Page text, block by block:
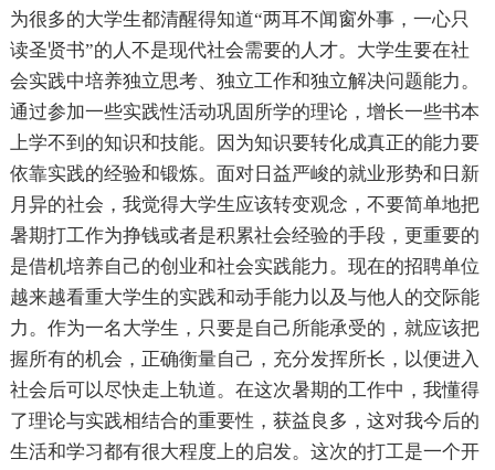
为很多的大学生都清醒得知道“两耳不闻窗外事，一心只
读圣贤书”的人不是现代社会需要的人才。大学生要在社
会实践中培养独立思考、独立工作和独立解决问题能力。
通过参加一些实践性活动巩固所学的理论，增长一些书本
上学不到的知识和技能。因为知识要转化成真正的能力要
依靠实践的经验和锻炼。面对日益严峻的就业形势和日新
月异的社会，我觉得大学生应该转变观念，不要简单地把
暑期打工作为挣钱或者是积累社会经验的手段，更重要的
是借机培养自己的创业和社会实践能力。现在的招聘单位
越来越看重大学生的实践和动手能力以及与他人的交际能
力。作为一名大学生，只要是自己所能承受的，就应该把
握所有的机会，正确衡量自己，充分发挥所长，以便进入
社会后可以尽快走上轨道。在这次暑期的工作中，我懂得
了理论与实践相结合的重要性，获益良多，这对我今后的
生活和学习都有很大程度上的启发。这次的打工是一个开